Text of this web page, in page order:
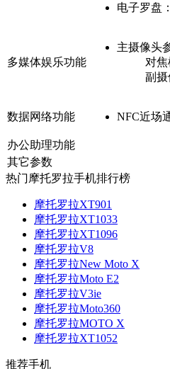
电子罗盘：
多媒体娱乐功能
主摄像头
对焦
副摄
数据网络功能 NFC近场
办公助理功能
其它参数
热门摩托罗拉手机排行榜
摩托罗拉XT901
摩托罗拉XT1033
摩托罗拉XT1096
摩托罗拉V8
摩托罗拉New Moto X
摩托罗拉Moto E2
摩托罗拉V3ie
摩托罗拉Moto360
摩托罗拉MOTO X
摩托罗拉XT1052
推荐手机